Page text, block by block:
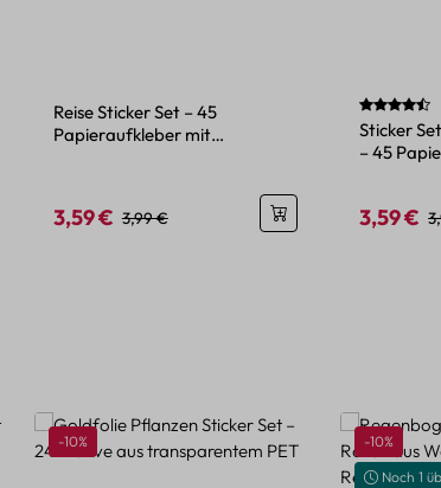
von 5 Sternen
Reise Sticker Set – 45
Papieraufkleber mit
Verkaufspreis:
3,59 € Regulärer Preis:
3,99 €
Sticker
– 45
3,59 €
Rabatt
-10% Rabatt
-10%
Noch 1